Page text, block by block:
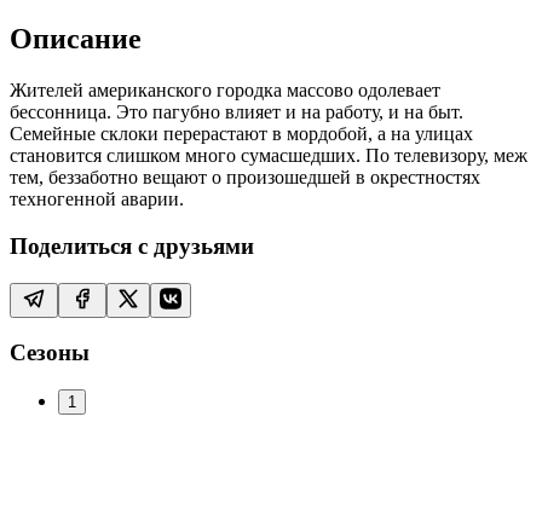
Описание
Жителей американского городка массово одолевает
бессонница. Это пагубно влияет и на работу, и на быт.
Семейные склоки перерастают в мордобой, а на улицах
становится слишком много сумасшедших. По телевизору, меж
тем, беззаботно вещают о произошедшей в окрестностях
техногенной аварии.
Поделиться с друзьями
Сезоны
1